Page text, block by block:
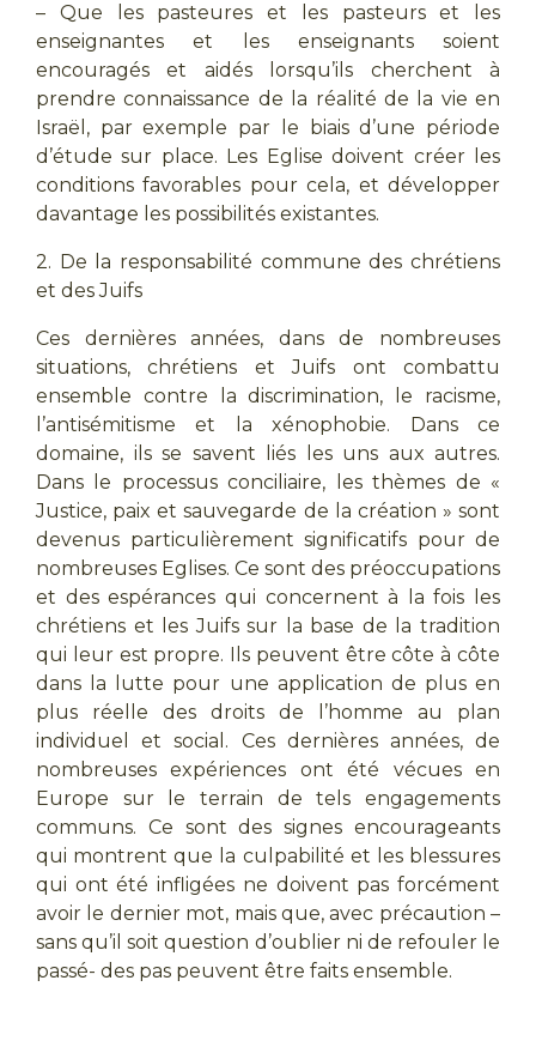
– Que les pasteures et les pasteurs et les
enseignantes et les enseignants soient
encouragés et aidés lorsqu’ils cherchent à
prendre connaissance de la réalité de la vie en
Israël, par exemple par le biais d’une période
d’étude sur place. Les Eglise doivent créer les
conditions favorables pour cela, et développer
davantage les possibilités existantes.
2. De la responsabilité commune des chrétiens
et des Juifs
Ces dernières années, dans de nombreuses
situations, chrétiens et Juifs ont combattu
ensemble contre la discrimination, le racisme,
l’antisémitisme et la xénophobie. Dans ce
domaine, ils se savent liés les uns aux autres.
Dans le processus conciliaire, les thèmes de «
Justice, paix et sauvegarde de la création » sont
devenus particulièrement significatifs pour de
nombreuses Eglises. Ce sont des préoccupations
et des espérances qui concernent à la fois les
chrétiens et les Juifs sur la base de la tradition
qui leur est propre. Ils peuvent être côte à côte
dans la lutte pour une application de plus en
plus réelle des droits de l’homme au plan
individuel et social. Ces dernières années, de
nombreuses expériences ont été vécues en
Europe sur le terrain de tels engagements
communs. Ce sont des signes encourageants
qui montrent que la culpabilité et les blessures
qui ont été infligées ne doivent pas forcément
avoir le dernier mot, mais que, avec précaution –
sans qu’il soit question d’oublier ni de refouler le
passé- des pas peuvent être faits ensemble.